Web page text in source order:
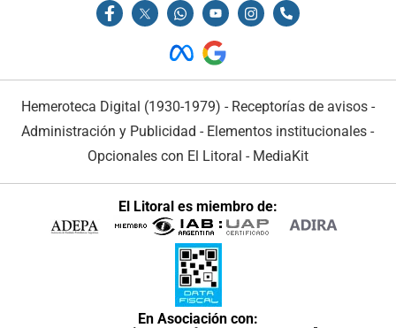
Hemeroteca Digital (1930-1979) - Receptorías de avisos -
Administración y Publicidad - Elementos institucionales -
Opcionales con El Litoral - MediaKit
El Litoral es miembro de:
En Asociación con: